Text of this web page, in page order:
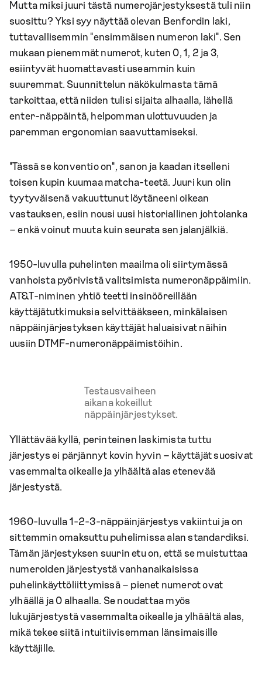
Mutta miksi juuri tästä numerojärjestyksestä tuli niin
suosittu? Yksi syy näyttää olevan Benfordin laki,
tuttavallisemmin "ensimmäisen numeron laki". Sen
mukaan pienemmät numerot, kuten 0, 1, 2 ja 3,
esiintyvät huomattavasti useammin kuin
suuremmat. Suunnittelun näkökulmasta tämä
tarkoittaa, että niiden tulisi sijaita alhaalla, lähellä
enter-näppäintä, helpomman ulottuvuuden ja
paremman ergonomian saavuttamiseksi.
"Tässä se konventio on", sanon ja kaadan itselleni
toisen kupin kuumaa matcha-teetä. Juuri kun olin
tyytyväisenä vakuuttunut löytäneeni oikean
vastauksen, esiin nousi uusi historiallinen johtolanka
– enkä voinut muuta kuin seurata sen jalanjälkiä.
1950-luvulla puhelinten maailma oli siirtymässä
vanhoista pyörivistä valitsimista numeronäppäimiin.
AT&T-niminen yhtiö teetti insinööreillään
käyttäjätutkimuksia selvittääkseen, minkälaisen
näppäinjärjestyksen käyttäjät haluaisivat näihin
uusiin DTMF-numeronäppäimistöihin.
Testausvaiheen
aikana kokeillut
näppäinjärjestykset.
Yllättävää kyllä, perinteinen laskimista tuttu
järjestys ei pärjännyt kovin hyvin – käyttäjät suosivat
vasemmalta oikealle ja ylhäältä alas etenevää
järjestystä.
1960-luvulla 1-2-3-näppäinjärjestys vakiintui ja on
sittemmin omaksuttu puhelimissa alan standardiksi.
Tämän järjestyksen suurin etu on, että se muistuttaa
numeroiden järjestystä vanhanaikaisissa
puhelinkäyttöliittymissä – pienet numerot ovat
ylhäällä ja 0 alhaalla. Se noudattaa myös
lukujärjestystä vasemmalta oikealle ja ylhäältä alas,
mikä tekee siitä intuitiivisemman länsimaisille
käyttäjille.